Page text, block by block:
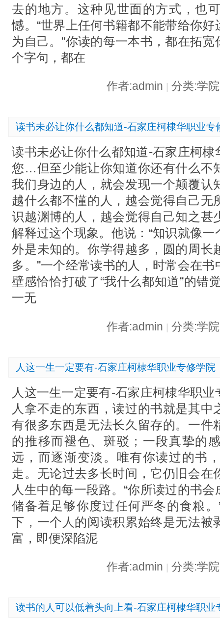
去的地方。这种见世面的方式，也
憾。“世界上任何书籍都不能带给你
为自己。”你读的每一本书，都在拓
个字句，都在
作者:admin 分类:学
读书未必让你什么都知道-石家庄柯棣华职业专
读书未必让你什么都知道-石家庄柯
您…但至少能让你知道你还有什么不
我们身边的人，就会发现一个颠覆认
越什么都不懂的人，越会觉得自己无
识越渊博的人，越会觉得自己知之甚
解释过这个现象。他说：“知识就像
外是未知的。你学得越多，圆的周长
多。”一个经常读书的人，时常会在
壁感恰恰打破了“我什么都知道”的错
一无
作者:admin | 分类:学
人这一生一定要有-石家庄柯棣华职业专修学院
人这一生一定要有-石家庄柯棣华职
人拿不走的东西，读过的书就是其中
有很多东西是无法长久留存的。一件
的推移而褪色、斑驳；一段真挚的
远，而逐渐变淡。唯有你读过的书
走。无论过去多长时间，它仍旧会在
人生中的每一段路。“你所读过的书
储备着足够你度过任何严冬的食粮
下，一个人的阅读积累始终是无法被
富，即便深陷泥
作者:admin 分类:学
读书的人可以低着头向上看-石家庄柯棣华职业